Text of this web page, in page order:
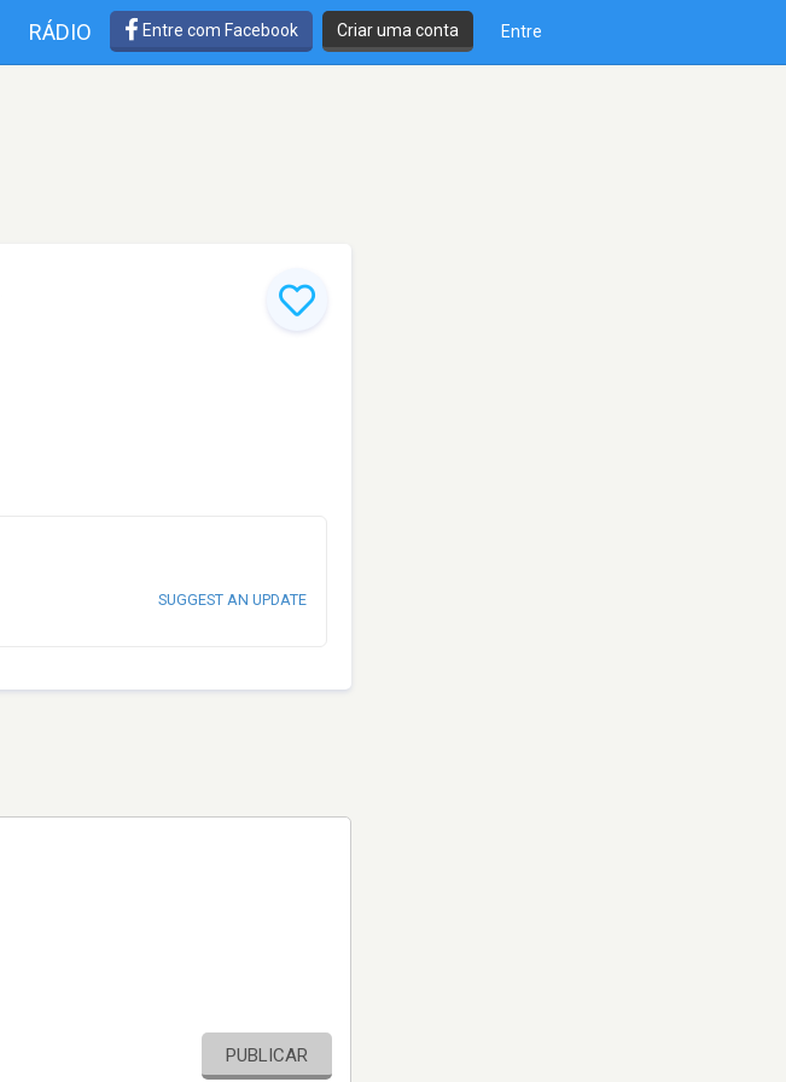
RÁDIO Entre com Facebook Criar uma conta Entre
SUGGEST AN UPDATE
PUBLICAR